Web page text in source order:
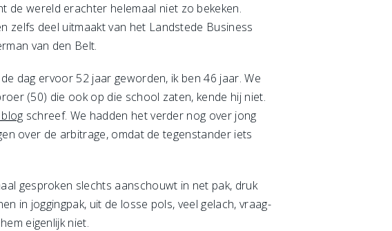
de wereld erachter helemaal niet zo bekeken.
zelfs deel uitmaakt van het Landstede Business
van den Belt.
dag ervoor 52 jaar geworden, ik ben 46 jaar. We
(50) die ook op die school zaten, kende hij niet.
schreef. We hadden het verder nog over jong
over de arbitrage, omdat de tegenstander iets
gesproken slechts aanschouwt in net pak, druk
in joggingpak, uit de losse pols, veel gelach, vraag-
eigenlijk niet.